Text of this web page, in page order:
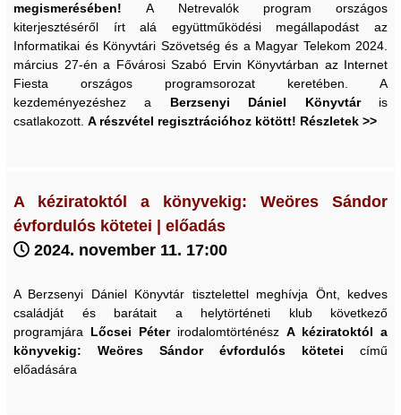
megismerésében!A Netrevalók program országos
kiterjesztéséről írt alá együttműködési megállapodást az
Informatikai és Könyvtári Szövetség és a Magyar Telekom 2024.
március 27-én a Fővárosi Szabó Ervin Könyvtárban az Internet
Fiesta országos programsorozat keretében. A
kezdeményezéshez a Berzsenyi Dániel Könyvtáris
csatlakozott. A részvétel regisztrációhoz kötött! Részletek >>
A kéziratoktól a könyvekig: Weöres Sándor
évfordulós kötetei | előadás
2024. november 11. 17:00
A Berzsenyi Dániel Könyvtár tisztelettel meghívja Önt, kedves
családját és barátait a helytörténeti klub következő
programjára Lőcsei Péter irodalomtörténész A kéziratoktól a
könyvekig: Weöres Sándor évfordulós kötetei című
előadására